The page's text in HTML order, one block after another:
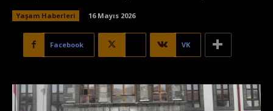
Yaşam Haberleri 16 Mayıs 2026
Facebook VK